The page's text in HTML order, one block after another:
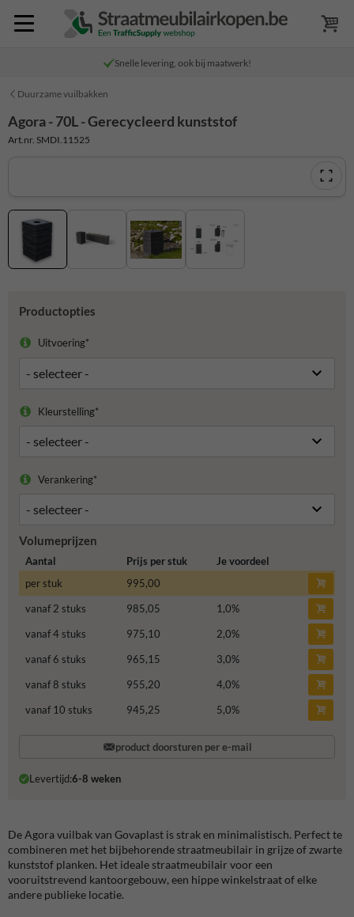
Snelle levering, ook bij maatwerk!
Duurzame vuilbakken
Agora - 70L - Gerecycleerd kunststof
Art.nr. SMDI.11525
Productopties
Uitvoering*
Kleurstelling*
Verankering*
Volumeprijzen
Aantal Prijs per stuk
Je voordeel
per stuk
995,00
vanaf 2 stuks
985,05 1,0%
vanaf 4 stuks
975,10 2,0%
vanaf 6 stuks
965,15 3,0%
vanaf 8 stuks
955,20 4,0%
vanaf 10 stuks
945,25 5,0%
product doorsturen per e-mail
Levertijd:6-8 weken
De Agora vuilbak van Govaplast is strak en minimalistisch. Perfect te
combineren met het bijbehorende straatmeubilair in grijze of zwarte
kunststof planken. Het ideale straatmeubilair voor een
vooruitstrevend kantoorgebouw, een hippe winkelstraat of elke
andere publieke locatie.